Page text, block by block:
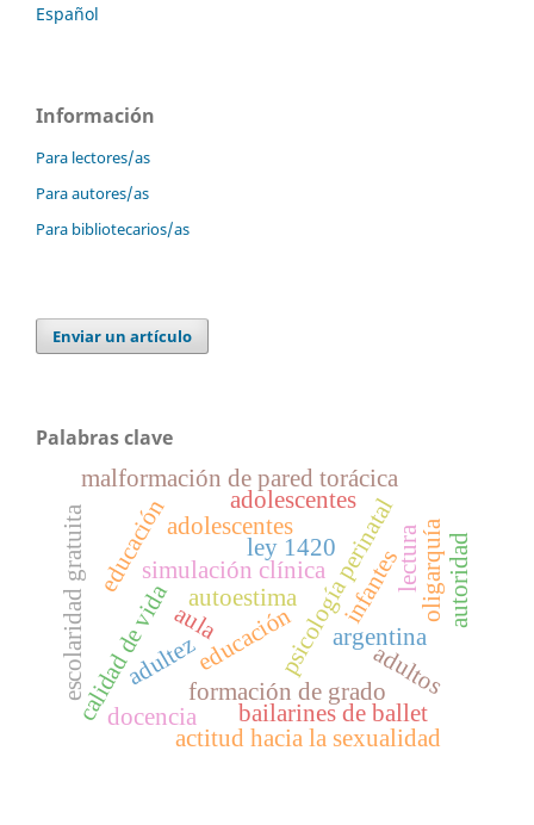
Español
Información
Para lectores/as
Para autores/as
Para bibliotecarios/as
Enviar un artículo
Palabras clave
simulación clínicapsicología perinatal
formación de grado
autoestima
bailarines de ballet
argentina
malformación de pared torácica
calidad de vida infanteslectura
educación
ley 1420 oligarquía
escolaridad gratuita aula
docencia
educación autoridad
adolescentes
actitud hacia la sexualidad
adultez adultos
adolescentes